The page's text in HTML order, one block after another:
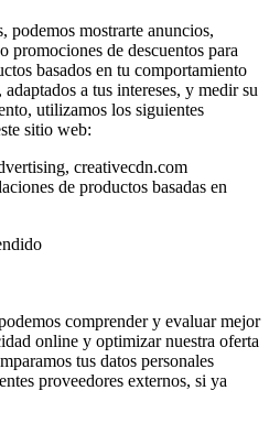
podemos mostrarte anuncios,
promociones de descuentos para
basados en tu comportamiento
a tus intereses, y medir su
utilizamos los siguientes
sitio web:
creativecdn.com
de productos basadas en
comprender y evaluar mejor
online y optimizar nuestra oferta
tus datos personales
proveedores externos, si ya